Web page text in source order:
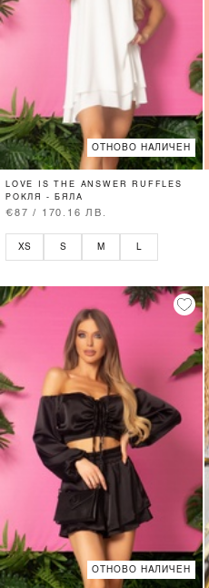
ОТНОВО НАЛИЧЕН
LOVE IS THE ANSWER RUFFLES
РОКЛЯ - БЯЛА
€87 / 170.16 ЛВ.
XS S M L
ОТНОВО НАЛИЧЕН